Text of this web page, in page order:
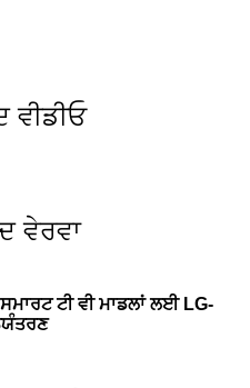
ਵੀਡੀਓ
ਵੇਰਵਾ
ਟੀ ਵੀ ਮਾਡਲਾਂ ਲਈ LG-